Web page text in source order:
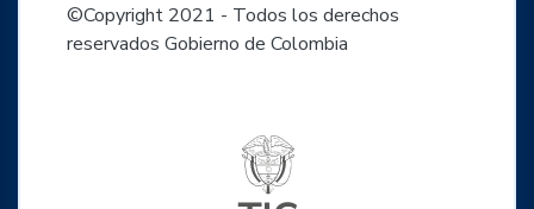
©Copyright 2021 - Todos los derechos
reservados Gobierno de Colombia